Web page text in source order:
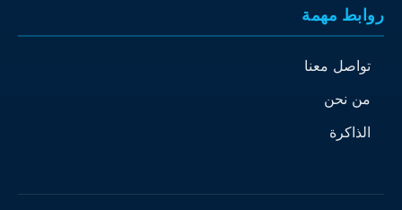
روابط مهمة
تواصل معنا
من نحن
الذاكرة